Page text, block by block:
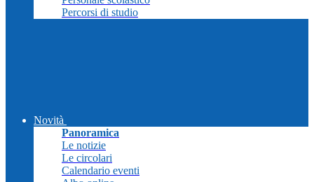
Percorsi di studio
Novità
Panoramica
Le notizie
Le circolari
Calendario eventi